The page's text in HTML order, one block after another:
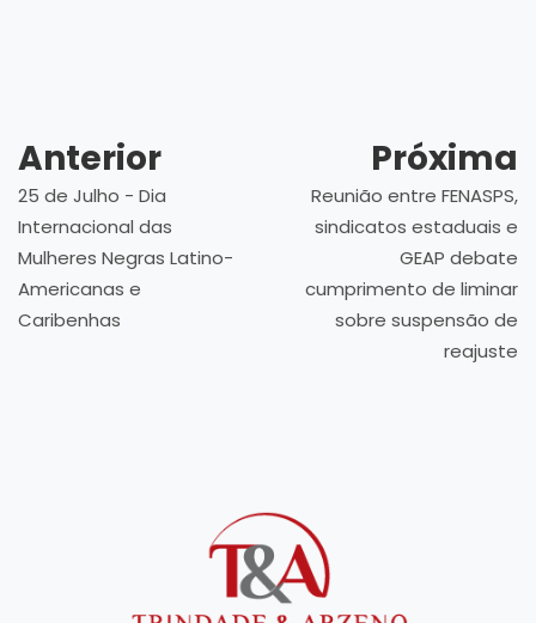
Anterior
25 de Julho - Dia
Internacional das
Mulheres Negras Latino-
Americanas e
Caribenhas
Próxima
Reunião entre FENASPS,
sindicatos estaduais e
GEAP debate
cumprimento de liminar
sobre suspensão de
reajuste